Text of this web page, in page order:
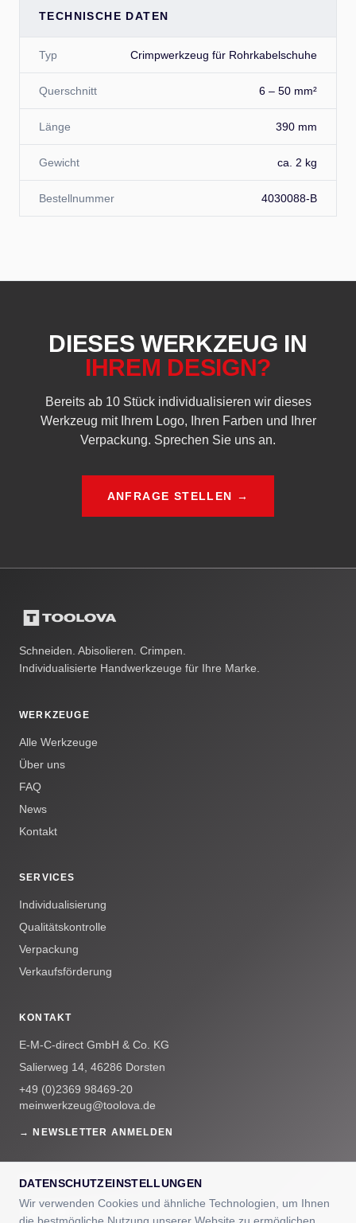
TECHNISCHE DATEN
Typ Crimpwerkzeug für Rohrkabelschuhe
Querschnitt 6 – 50 mm²
Länge 390 mm
Gewicht ca. 2 kg
Bestellnummer 4030088-B
DIESES WERKZEUG IN
IHREM DESIGN?
Bereits ab 10 Stück individualisieren wir dieses
Werkzeug mit Ihrem Logo, Ihren Farben und Ihrer
Verpackung. Sprechen Sie uns an.
ANFRAGE STELLEN →
Schneiden. Abisolieren. Crimpen.
Individualisierte Handwerkzeuge für Ihre Marke.
WERKZEUGE
Alle Werkzeuge
Über uns
FAQ
News
Kontakt
SERVICES
Individualisierung
Qualitätskontrolle
Verpackung
Verkaufsförderung
KONTAKT
E-M-C-direct GmbH & Co. KG
Salierweg 14, 46286 Dorsten
+49 (0)2369 98469-20
meinwerkzeug@toolova.de
→ NEWSLETTER ANMELDEN
UNSERE COMMUNITYS
DATENSCHUTZEINSTELLUNGEN
Wir verwenden Cookies und ähnliche Technologien, um Ihnen